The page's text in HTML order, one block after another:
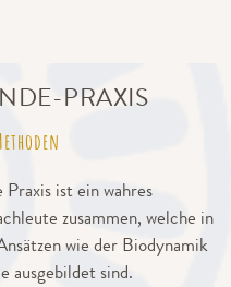
PRAXIS
ist ein wahres
zusammen, welche in
wie der Biodynamik
ausgebildet sind.